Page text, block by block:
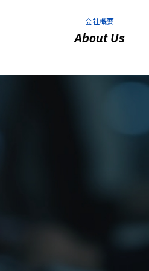
会社概要
About Us